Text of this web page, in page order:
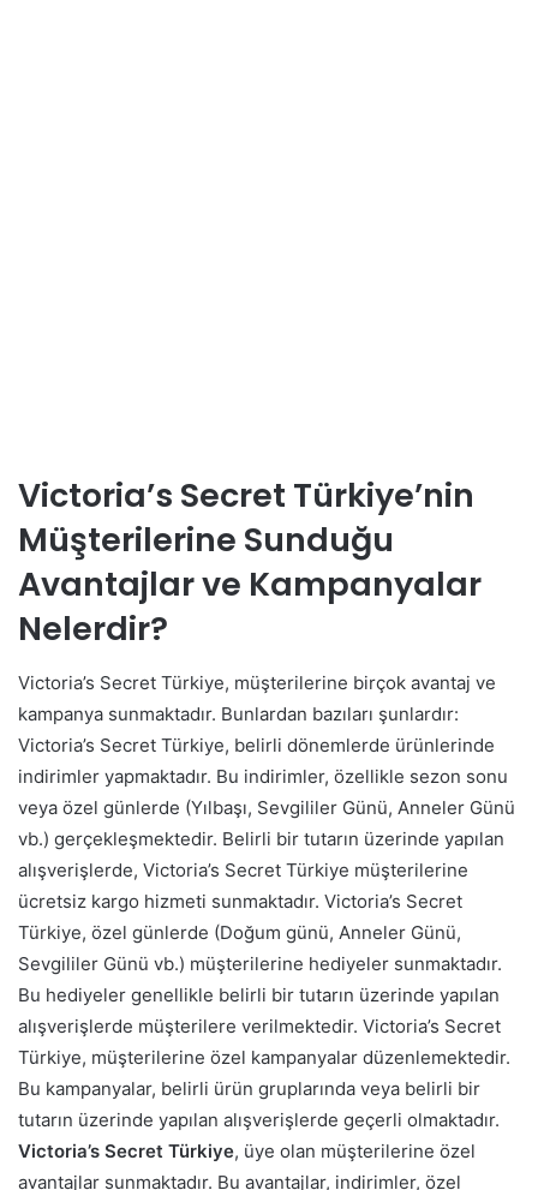
Victoria’s Secret Türkiye’nin
Müşterilerine Sunduğu
Avantajlar ve Kampanyalar
Nelerdir?
Victoria’s Secret Türkiye, müşterilerine birçok avantaj ve
kampanya sunmaktadır. Bunlardan bazıları şunlardır:
Victoria’s Secret Türkiye, belirli dönemlerde ürünlerinde
indirimler yapmaktadır. Bu indirimler, özellikle sezon sonu
veya özel günlerde (Yılbaşı, Sevgililer Günü, Anneler Günü
vb.) gerçekleşmektedir. Belirli bir tutarın üzerinde yapılan
alışverişlerde, Victoria’s Secret Türkiye müşterilerine
ücretsiz kargo hizmeti sunmaktadır. Victoria’s Secret
Türkiye, özel günlerde (Doğum günü, Anneler Günü,
Sevgililer Günü vb.) müşterilerine hediyeler sunmaktadır.
Bu hediyeler genellikle belirli bir tutarın üzerinde yapılan
alışverişlerde müşterilere verilmektedir. Victoria’s Secret
Türkiye, müşterilerine özel kampanyalar düzenlemektedir.
Bu kampanyalar, belirli ürün gruplarında veya belirli bir
tutarın üzerinde yapılan alışverişlerde geçerli olmaktadır.
Victoria’s Secret Türkiye, üye olan müşterilerine özel
avantajlar sunmaktadır. Bu avantajlar, indirimler, özel